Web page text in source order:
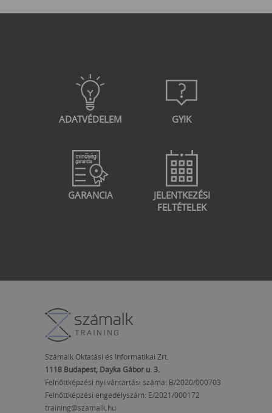
ADATVÉDELEM GYIK
GARANCIA
JELENTKEZÉSI
FELTÉTELEK
Számalk Oktatási és Informatikai Zrt.
1118 Budapest, Dayka Gábor u. 3.
Felnőttképzési nyilvántartási száma: B/2020/000703
Felnőttképzési engedélyszám: E/2021/000172
training@szamalk.hu